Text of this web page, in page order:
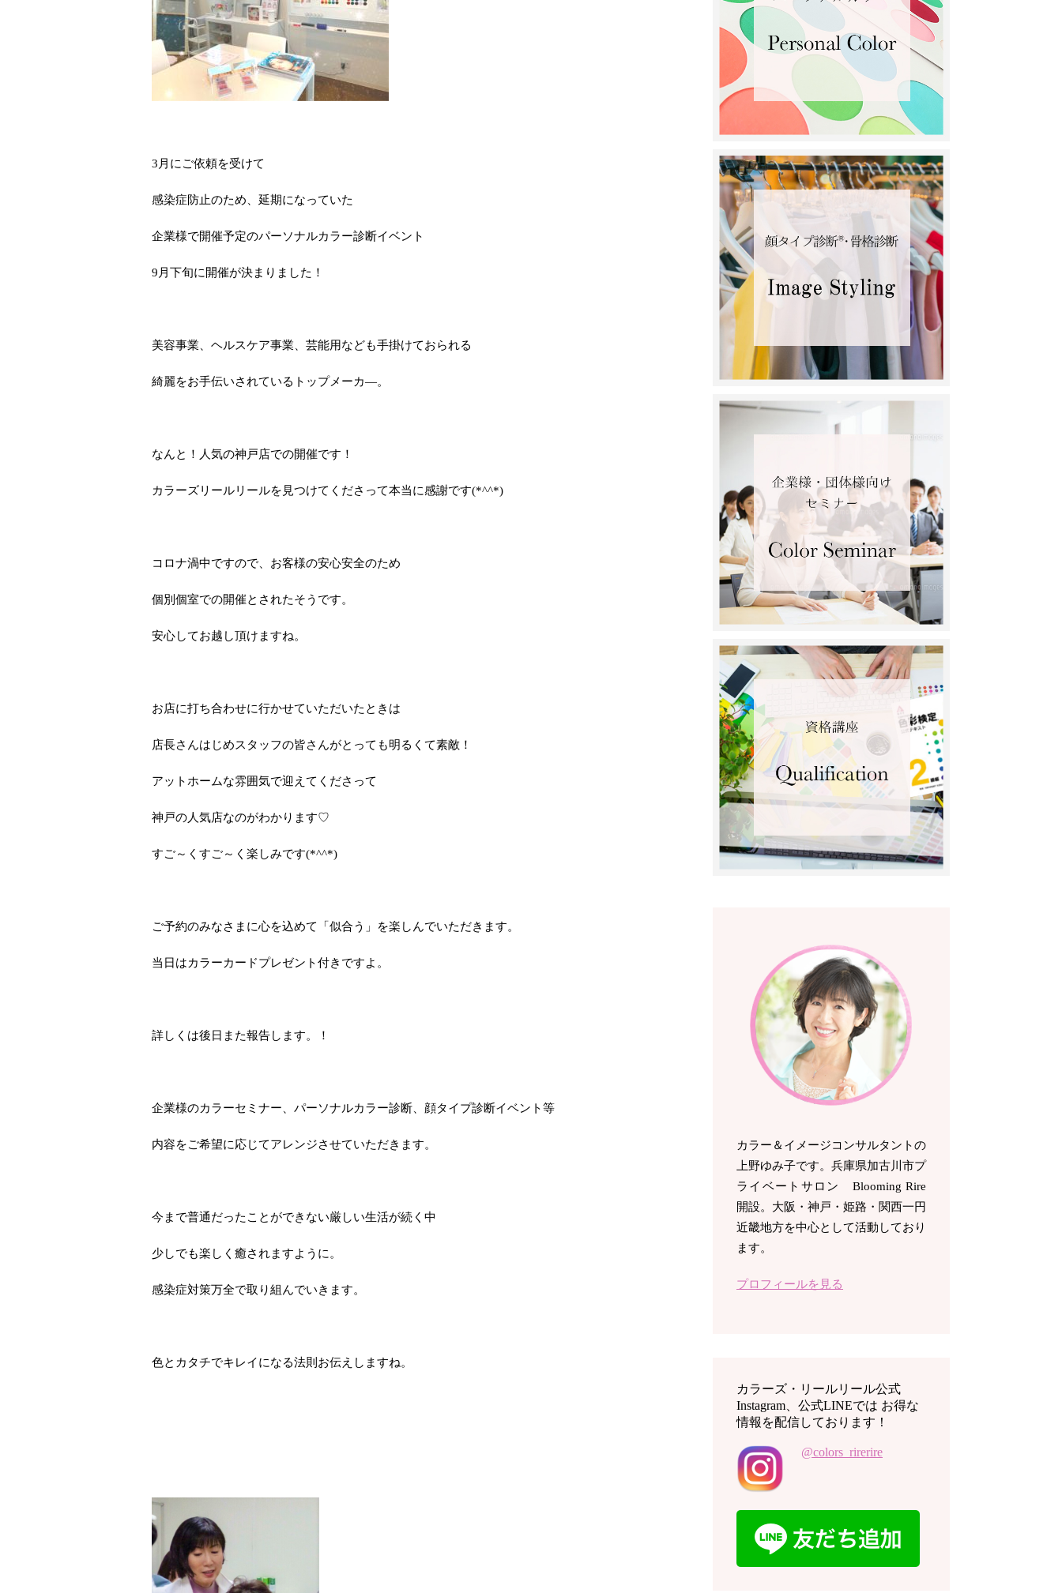
3月にご依頼を受けて
感染症防止のため、延期になっていた
企業様で開催予定のパーソナルカラー診断イベント
9月下旬に開催が決まりました！
美容事業、ヘルスケア事業、芸能用なども手掛けておられる
綺麗をお手伝いされているトップメーカ―。
なんと！人気の神戸店での開催です！
カラーズリールリールを見つけてくださって本当に感謝です(*^^*)
コロナ渦中ですので、お客様の安心安全のため
個別個室での開催とされたそうです。
安心してお越し頂けますね。
お店に打ち合わせに行かせていただいたときは
店長さんはじめスタッフの皆さんがとっても明るくて素敵！
アットホームな雰囲気で迎えてくださって
神戸の人気店なのがわかります♡
すご～くすご～く楽しみです(*^^*)
ご予約のみなさまに心を込めて「似合う」を楽しんでいただきます。
当日はカラーカードプレゼント付きですよ。
詳しくは後日また報告します。！
企業様のカラーセミナー、パーソナルカラー診断、顔タイプ診断イベント等
内容をご希望に応じてアレンジさせていただきます。
今まで普通だったことができない厳しい生活が続く中
少しでも楽しく癒されますように。
感染症対策万全で取り組んでいきます。
色とカタチでキレイになる法則お伝えしますね。
カラー＆イメージコンサルタントの
上野ゆみ子です。兵庫県加古川市プ
ライベートサロン Blooming Rire
開設。 大阪・神戸・姫路・関西一円
近畿地方を中心として活動しており
ます。
プロフィールを見る
カラーズ・リールリール公式
Instagram、公式LINEでは お得な
情報を配信しております！
@colors_rirerire